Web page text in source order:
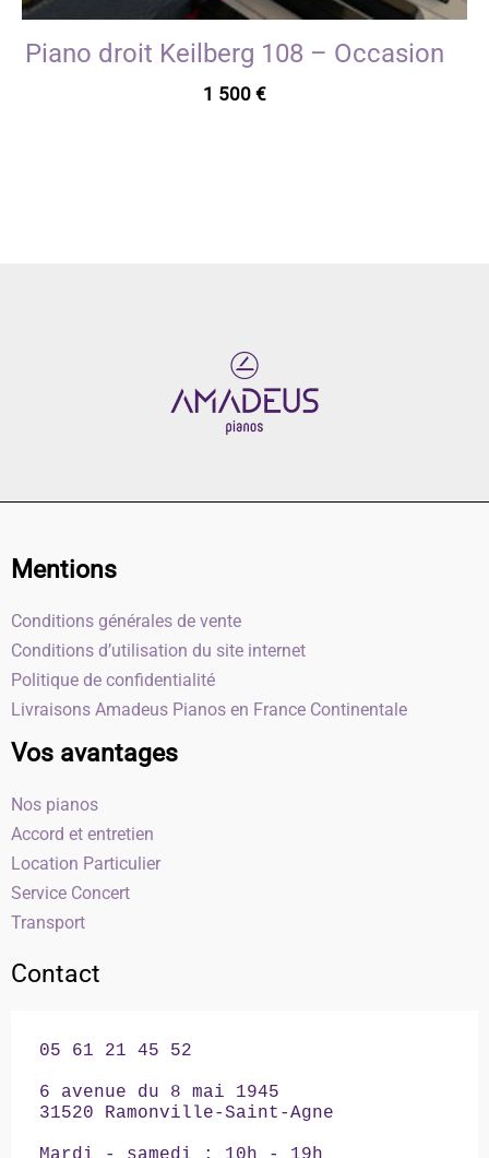
Piano droit Keilberg 108 – Occasion
1 500 €
Mentions
Conditions générales de vente
Conditions d’utilisation du site internet
Politique de confidentialité
Livraisons Amadeus Pianos en France Continentale
Vos avantages
Nos pianos
Accord et entretien
Location Particulier
Service Concert
Transport
Contact
05 61 21 45 52
6 avenue du 8 mai 1945
31520 Ramonville-Saint-Agne